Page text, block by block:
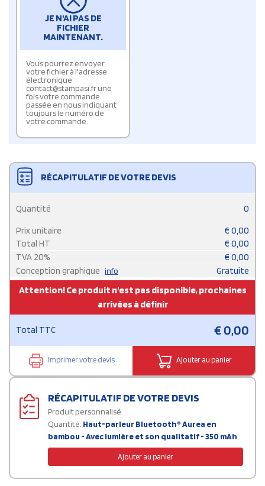
JE N'AI PAS DE
FICHIER
MAINTENANT.
Vous pourrez envoyer
votre fichier à l'adresse
électronique
contact@stampasi.fr une
fois votre commande
passée en nous indiquant
toujours le numéro de
votre commande.
RÉCAPITULATIF DE VOTRE DEVIS
Quantité 0
Prix unitaire € 0,00
Total HT
€ 0,00
TVA 20% € 0,00
Conception graphique info Gratuite
Attention! Ce produit n'est pas disponible, prochaines
arrivées à définir
Total TTC €0,00
Imprimer votre devis Ajouter au panier
RÉCAPITULATIF DE VOTRE DEVIS
Produit personnalisé
Quantité: Haut-parleur Bluetooth® Aurea en
bambou - Avec lumière et son qualitatif - 350 mAh
Ajouter au panier